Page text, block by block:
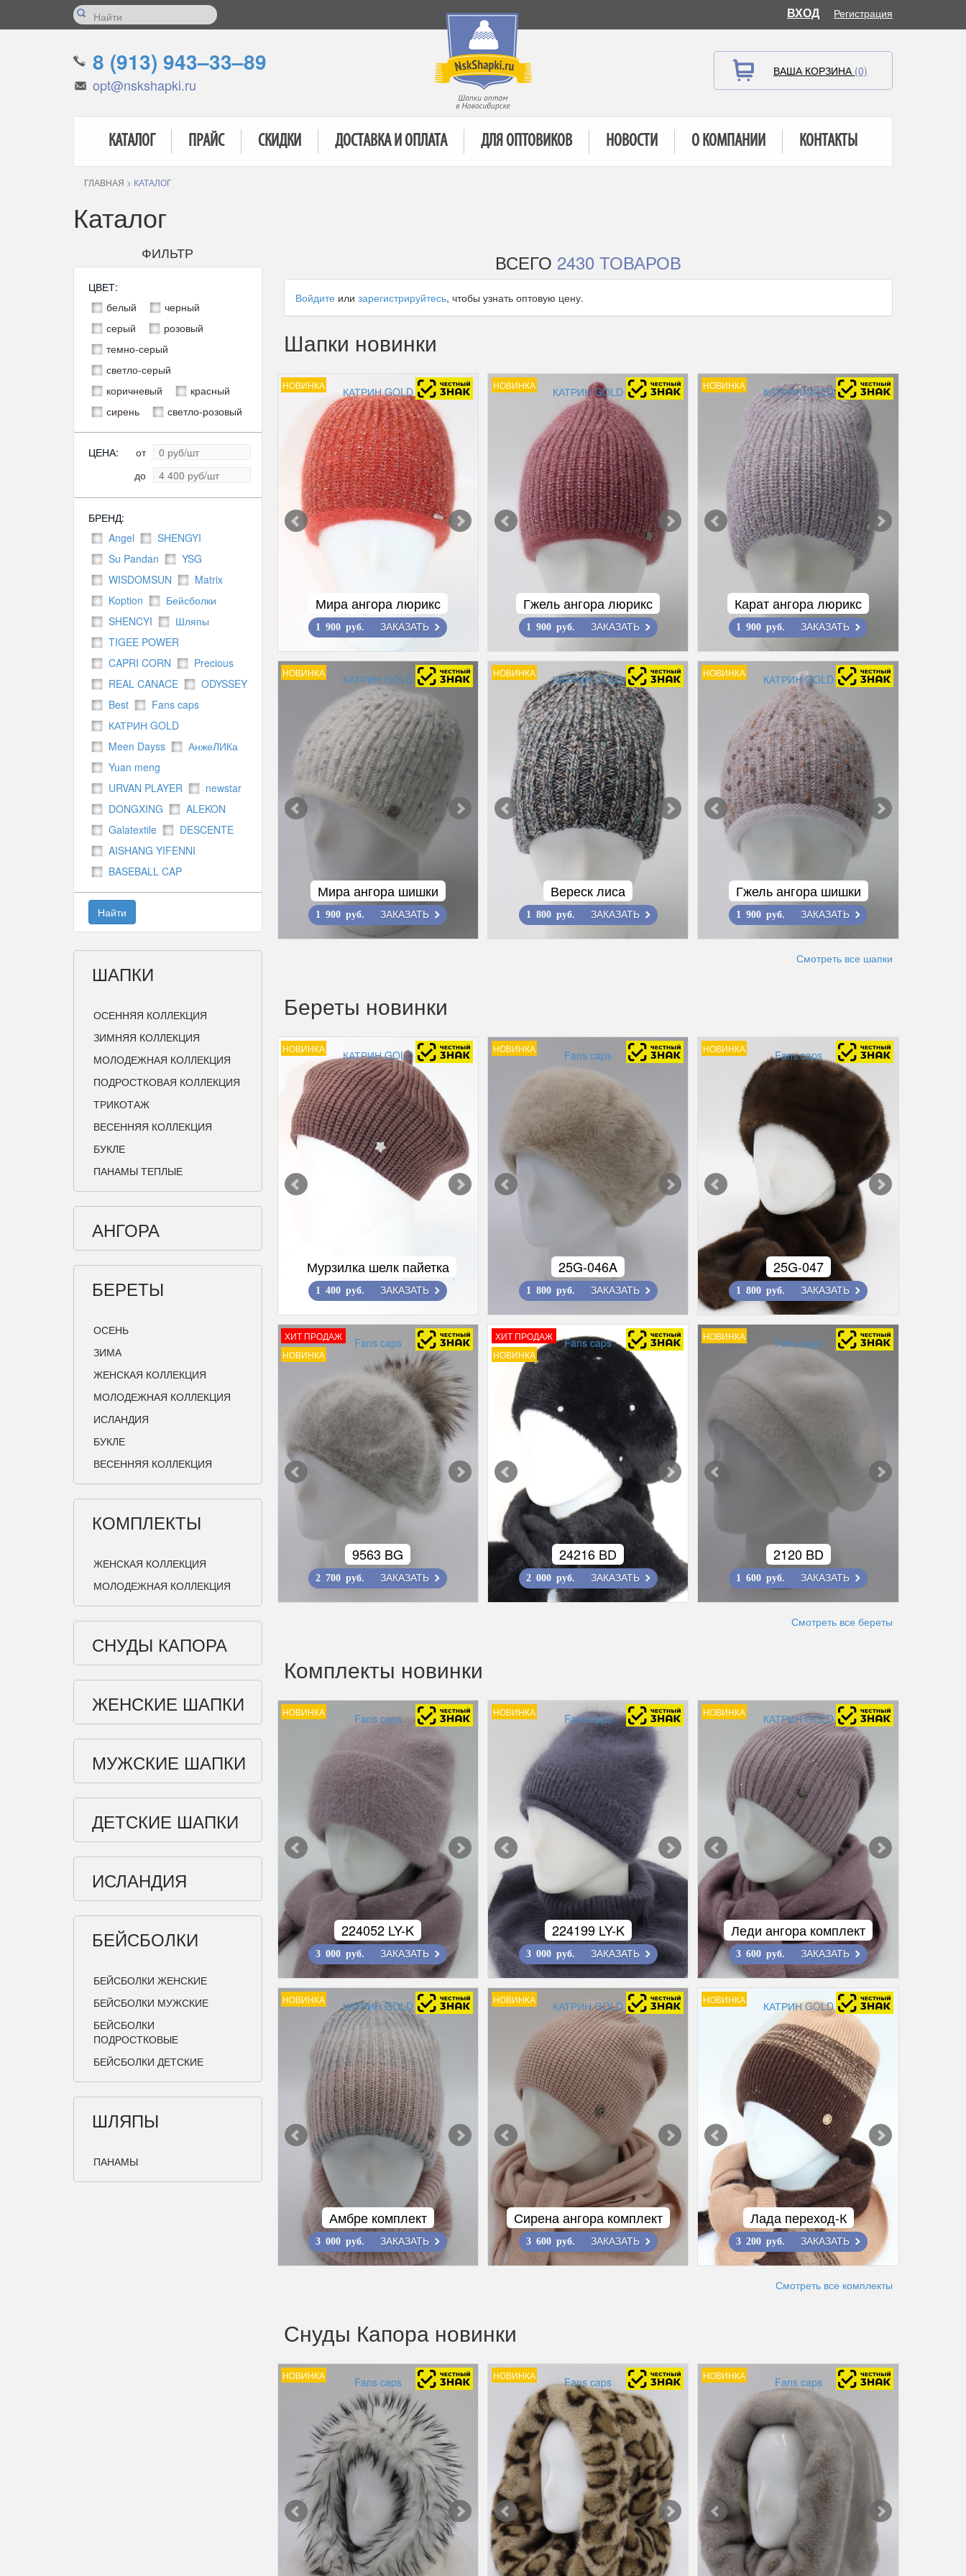
ВХОД Регистрация
8 (913) 943–33–89
opt@nskshapki.ru
ВАША КОРЗИНА (0)
КАТАЛОГ ПРАЙС СКИДКИ ДОСТАВКА И ОПЛАТА ДЛЯ ОПТОВИКОВ НОВОСТИ О КОМПАНИИ КОНТАКТЫ
ГЛАВНАЯ > КАТАЛОГ
Каталог
ФИЛЬТР
ЦВЕТ:
белый
черный
серый
розовый
темно-серый
светло-серый
коричневый
красный
сирень
светло-розовый
ЦЕНА:
от
до
БРЕНД:
Angel
SHENGYI
Su Pandan
YSG
WISDOMSUN
Matrix
Koption
Бейсболки
SHENCYI
Шляпы
TIGEE POWER
CAPRI CORN
Precious
REAL CANACE
ODYSSEY
Best
Fans caps
КАТРИН GOLD
Meen Dayss
АнжеЛИКа
Yuan meng
URVAN PLAYER
newstar
DONGXING
ALEKON
Galatextile
DESCENTE
AISHANG YIFENNI
BASEBALL CAP
Найти
ШАПКИ
ОСЕННЯЯ КОЛЛЕКЦИЯ
ЗИМНЯЯ КОЛЛЕКЦИЯ
МОЛОДЕЖНАЯ КОЛЛЕКЦИЯ
ПОДРОСТКОВАЯ КОЛЛЕКЦИЯ
ТРИКОТАЖ
ВЕСЕННЯЯ КОЛЛЕКЦИЯ
БУКЛЕ
ПАНАМЫ ТЕПЛЫЕ
АНГОРА
БЕРЕТЫ
ОСЕНЬ
ЗИМА
ЖЕНСКАЯ КОЛЛЕКЦИЯ
МОЛОДЕЖНАЯ КОЛЛЕКЦИЯ
ИСЛАНДИЯ
БУКЛЕ
ВЕСЕННЯЯ КОЛЛЕКЦИЯ
КОМПЛЕКТЫ
ЖЕНСКАЯ КОЛЛЕКЦИЯ
МОЛОДЕЖНАЯ КОЛЛЕКЦИЯ
СНУДЫ КАПОРА
ЖЕНСКИЕ ШАПКИ
МУЖСКИЕ ШАПКИ
ДЕТСКИЕ ШАПКИ
ИСЛАНДИЯ
БЕЙСБОЛКИ
БЕЙСБОЛКИ ЖЕНСКИЕ
БЕЙСБОЛКИ МУЖСКИЕ
БЕЙСБОЛКИ
ПОДРОСТКОВЫЕ
БЕЙСБОЛКИ ДЕТСКИЕ
ШЛЯПЫ
ПАНАМЫ
ВСЕГО 2430 ТОВАРОВ
Войдите или зарегистрируйтесь, чтобы узнать оптовую цену.
Шапки новинки
НОВИНКА КАТРИН GOLD
Мира ангора люрикс
1 900 руб. ЗАКАЗАТЬ
НОВИНКА КАТРИН GOLD
Гжель ангора люрикс
1 900 руб. ЗАКАЗАТЬ
НОВИНКА КАТРИН GOLD
Карат ангора люрикс
1 900 руб. ЗАКАЗАТЬ
НОВИНКА КАТРИН GOLD
Мира ангора шишки
1 900 руб. ЗАКАЗАТЬ
НОВИНКА КАТРИН GOLD
Вереск лиса
1 800 руб. ЗАКАЗАТЬ
НОВИНКА КАТРИН GOLD
Гжель ангора шишки
1 900 руб. ЗАКАЗАТЬ
Смотреть все шапки
Береты новинки
НОВИНКА КАТРИН GOLD
Мурзилка шелк пайетка
1 400 руб. ЗАКАЗАТЬ
НОВИНКА Fans caps
25G-046A
1 800 руб. ЗАКАЗАТЬ
НОВИНКА Fans caps
25G-047
1 800 руб. ЗАКАЗАТЬ
ХИТ ПРОДАЖ
НОВИНКА
Fans caps
9563 BG
2 700 руб. ЗАКАЗАТЬ
ХИТ ПРОДАЖ
НОВИНКА
Fans caps
24216 BD
2 000 руб. ЗАКАЗАТЬ
НОВИНКА Fans caps
2120 BD
1 600 руб. ЗАКАЗАТЬ
Смотреть все береты
Комплекты новинки
НОВИНКА Fans caps
224052 LY-K
3 000 руб. ЗАКАЗАТЬ
НОВИНКА Fans caps
224199 LY-K
3 000 руб. ЗАКАЗАТЬ
НОВИНКА КАТРИН GOLD
Леди ангора комплект
3 600 руб. ЗАКАЗАТЬ
НОВИНКА КАТРИН GOLD
Амбре комплект
3 000 руб. ЗАКАЗАТЬ
НОВИНКА КАТРИН GOLD
Сирена ангора комплект
3 600 руб. ЗАКАЗАТЬ
НОВИНКА КАТРИН GOLD
Лада переход-К
3 200 руб. ЗАКАЗАТЬ
Смотреть все комплекты
Снуды Капора новинки
НОВИНКА Fans caps НОВИНКА Fans caps НОВИНКА Fans caps